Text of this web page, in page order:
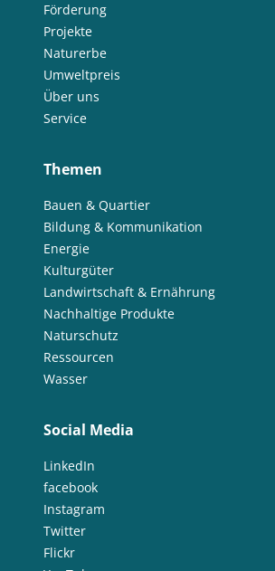
Förderung
Projekte
Naturerbe
Umweltpreis
Über uns
Service
Themen
Bauen & Quartier
Bildung & Kommunikation
Energie
Kulturgüter
Landwirtschaft & Ernährung
Nachhaltige Produkte
Naturschutz
Ressourcen
Wasser
Social Media
LinkedIn
facebook
Instagram
Twitter
Flickr